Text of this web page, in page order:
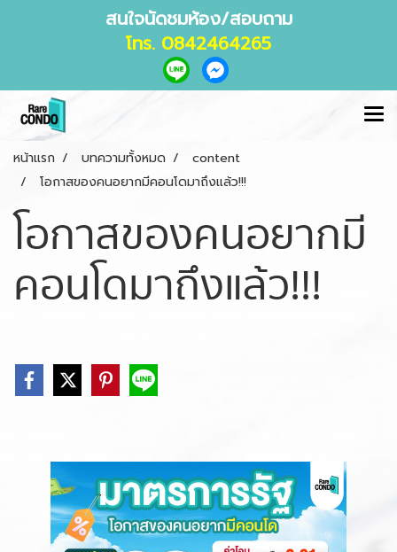
สนใจนัดชมห้อง/สอบถาม
โทร. 0842464265
หน้าแรก บทความทั้งหมด
content
โอกาสของคนอยากมีคอนโดมาถึงแล้ว!!!
โอกาสของคนอยากมี
คอนโดมาถึงแล้ว!!!